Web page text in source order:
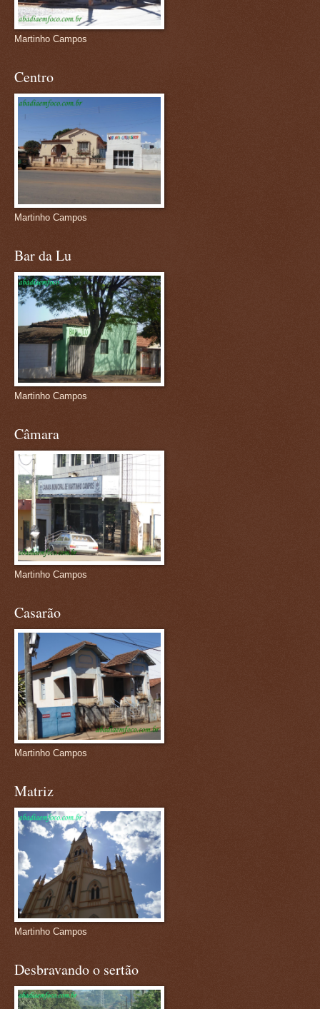
Martinho Campos
Centro
Martinho Campos
Bar da Lu
Martinho Campos
Câmara
Martinho Campos
Casarão
Martinho Campos
Matriz
Martinho Campos
Desbravando o sertão